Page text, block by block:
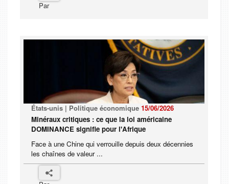
Par
États-unis | Politique économique 15/06/2026
Minéraux critiques : ce que la loi américaine
DOMINANCE signifie pour l'Afrique
Face à une Chine qui verrouille depuis deux décennies
les chaînes de valeur ...